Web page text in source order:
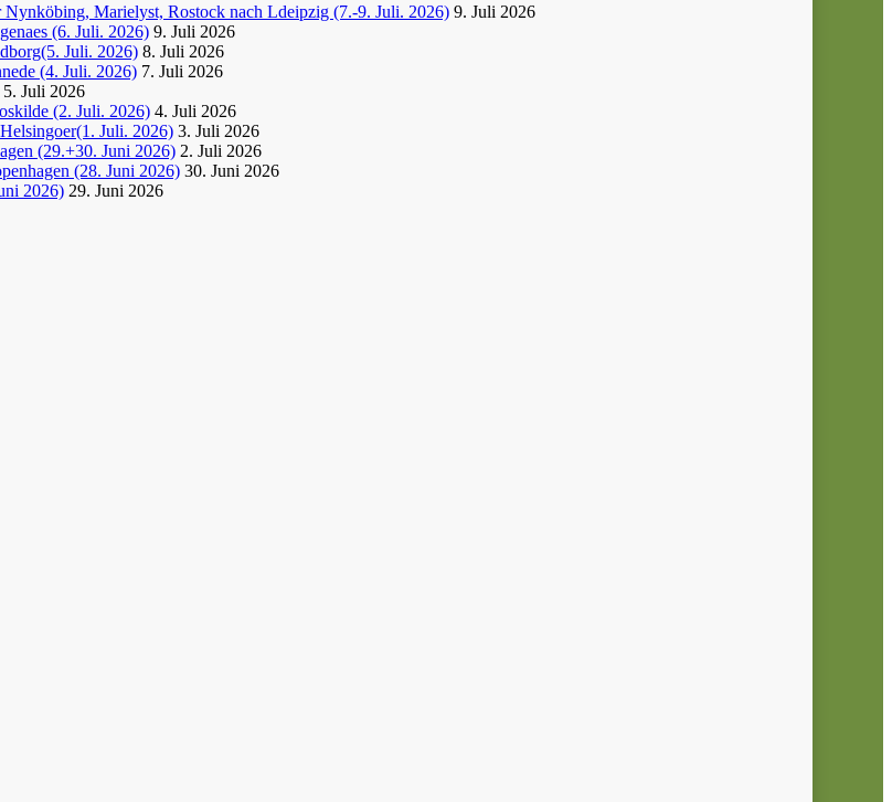
Marielyst, Rostock nach Ldeipzig (7.-9. Juli. 2026) 9. Juli 2026
(6. Juli. 2026) 9. Juli 2026
Juli. 2026) 8. Juli 2026
(4. Juli. 2026) 7. Juli 2026
5. Juli 2026
(2. Juli. 2026) 4. Juli 2026
Juli. 2026) 3. Juli 2026
(29.+30. Juni 2026) 2. Juli 2026
(28. Juni 2026) 30. Juni 2026
2026) 29. Juni 2026